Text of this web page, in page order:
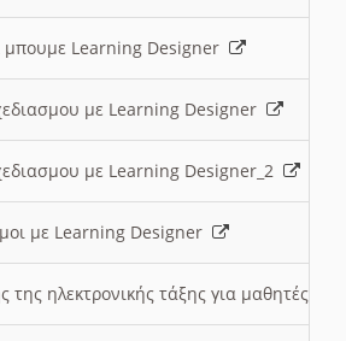
μπουμε Learning Designer
με Learning Designer
με Learning Designer_2
με Learning Designer
της ηλεκτρονικής τάξης για μαθητές